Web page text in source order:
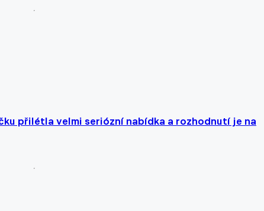
přilétla velmi seriózní nabídka a rozhodnutí je na